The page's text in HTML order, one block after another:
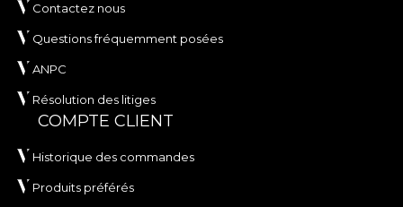
Contactez nous
Questions fréquemment posées
ANPC
Résolution des litiges
COMPTE CLIENT
Historique des commandes
Produits préférés